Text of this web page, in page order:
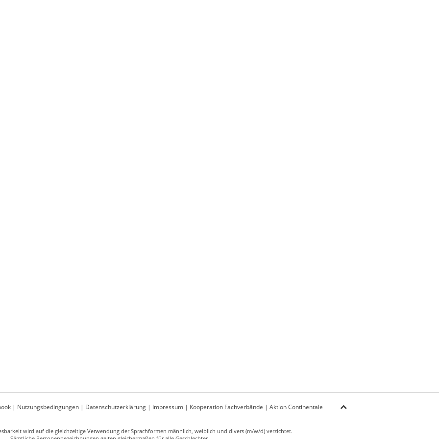
| Nutzungsbedingungen| Datenschutzerklärung| Impressum| Kooperation Fachverbände | Aktion Continentale
wird auf die gleichzeitige Verwendung der Sprachformen männlich, weiblich und divers (m/w/d) verzichtet.